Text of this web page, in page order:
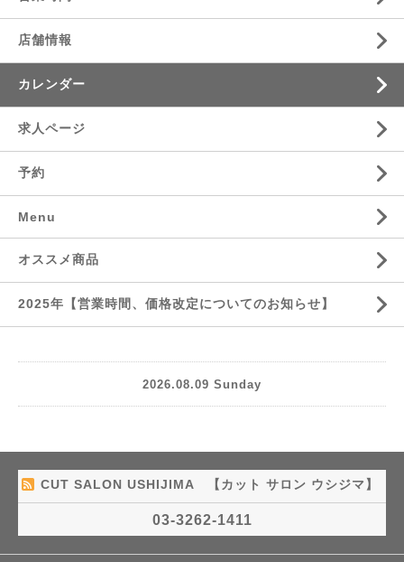
店舗情報
カレンダー
求人ページ
予約
Menu
オススメ商品
2025年【営業時間、価格改定についてのお知らせ】
2026.08.09 Sunday
CUT SALON USHIJIMA 【カット サロン ウシジマ】
03-3262-1411